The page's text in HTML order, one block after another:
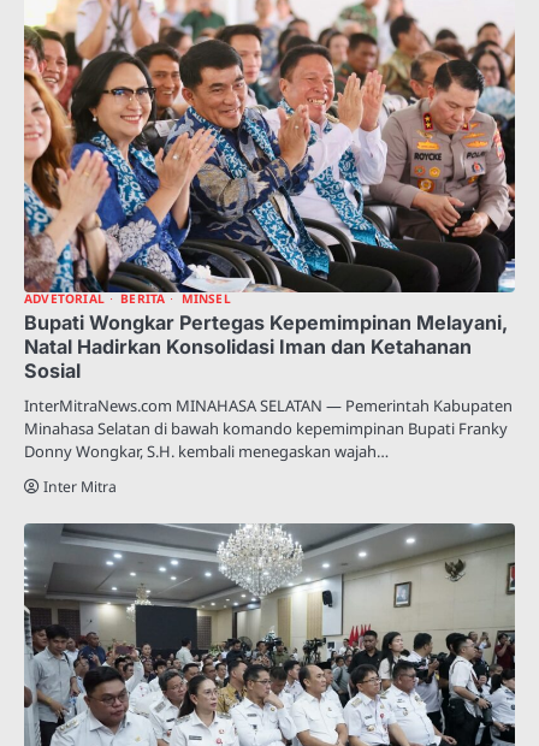
ADVETORIAL BERITA MINSEL
Bupati Wongkar Pertegas Kepemimpinan Melayani,
Natal Hadirkan Konsolidasi Iman dan Ketahanan
Sosial
InterMitraNews.com MINAHASA SELATAN — Pemerintah Kabupaten
Minahasa Selatan di bawah komando kepemimpinan Bupati Franky
Donny Wongkar, S.H. kembali menegaskan wajah…
Inter Mitra